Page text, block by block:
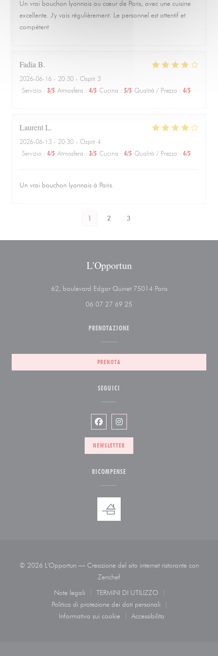
Un vrai bouchon lyonnais au cœur de Paris, avec une cuisine
excellente. J'y vais régulièrement. Le personnel est attentif et
compétent
Fadia B
2026-06-16 - 20:30 - Ospiti 3
Servizio : 3/5 Atmosfera : 4/5 Cucina : 5/5 Qualità / Prezzo : 4/5
LaurentL
2026-06-13 - 20:30 - Ospiti 4
Servizio : 4/5 Atmosfera : 3/5 Cucina : 4/5 Qualità / Prezzo : 4/5
Un vrai bouchon lyonnais à Paris.
1 2 3
L'Opportun
62, boulevard Edgar Quinet 75014 Paris((apre una nuova
06 07 27 69 25
PRENOTAZIONE
PRENOTA
SEGUICI
Facebook ((apre una nuova finestra))
Instagram ((apre una nuova
NEWSLETTER
RICOMPENSE
© 2026 L'Opportun — Creazione del sito internet ristorante con
Zenchef((apre una nuova finestra))
Note legali
((apre una nuova finestra))
TERMINI DI UTILIZZO
Politica di protezione dei dati personali
((apre una nuova finestra))
Informativa sui cookie Accessibilita